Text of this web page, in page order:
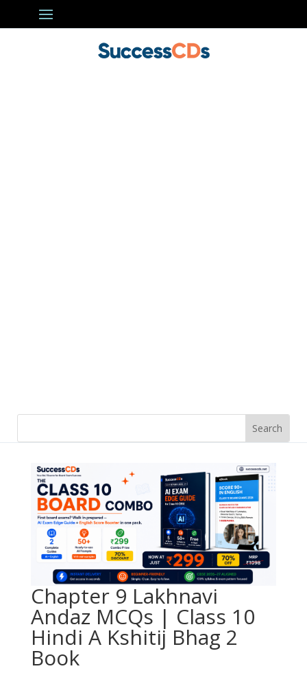
Chapter 9 Lakhnavi
Andaz MCQs | Class 10
Hindi A Kshitij Bhag 2
Book